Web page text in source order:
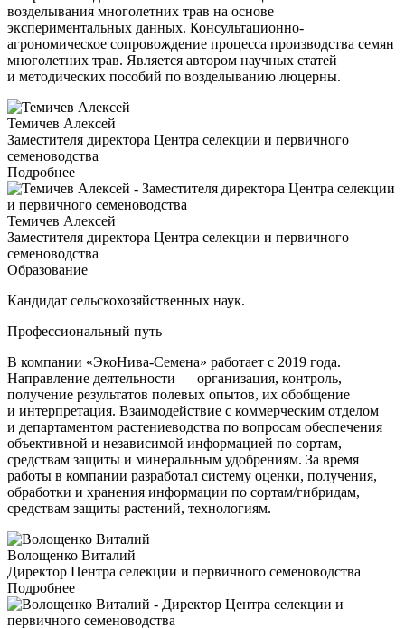
возделывания многолетних трав на основе
экспериментальных данных. Консультационно-
агрономическое сопровождение процесса производства семян
многолетних трав. Является автором научных статей
и методических пособий по возделыванию люцерны.
Темичев Алексей
Заместителя директора Центра селекции и первичного
семеноводства
Подробнее
Темичев Алексей
Заместителя директора Центра селекции и первичного
семеноводства
Образование
Кандидат сельскохозяйственных наук.
Профессиональный путь
В компании «ЭкоНива-Семена» работает с 2019 года.
Направление деятельности — организация, контроль,
получение результатов полевых опытов, их обобщение
и интерпретация. Взаимодействие с коммерческим отделом
и департаментом растениеводства по вопросам обеспечения
объективной и независимой информацией по сортам,
средствам защиты и минеральным удобрениям. За время
работы в компании разработал систему оценки, получения,
обработки и хранения информации по сортам/гибридам,
средствам защиты растений, технологиям.
Волощенко Виталий
Директор Центра селекции и первичного семеноводства
Подробнее